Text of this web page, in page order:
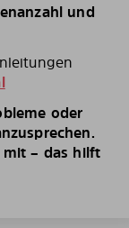
und
oder
mit – das hilft